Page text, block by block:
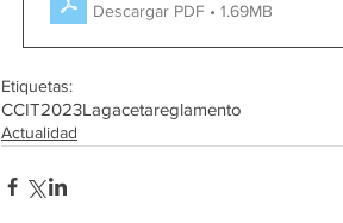
Descargar PDF • 1.69MB
Etiquetas:
CCIT2023Lagacetareglamento
Actualidad